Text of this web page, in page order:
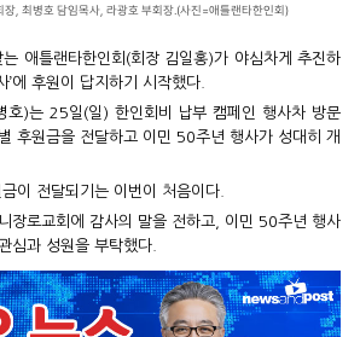
, 최병호 담임목사, 라광호 부회장.(사진=애틀랜타한인회)
애틀랜타한인회(회장 김일홍)가 야심차게 추진하
에 후원이 답지하기 시작했다.
호)는 25일(일) 한인회비 납부 캠페인 행사차 방문
후원금을 전달하고 이민 50주년 행사가 성대히 개
이 전달되기는 이번이 처음이다.
장로교회에 감사의 말을 전하고, 이민 50주년 행사
심과 성원을 부탁했다.